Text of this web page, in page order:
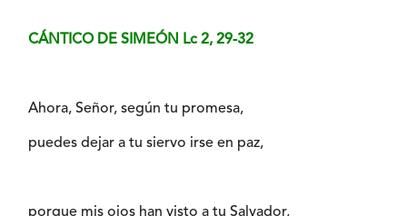
CÁNTICO DE SIMEÓN Lc 2, 29-32
Ahora, Señor, según tu promesa,
puedes dejar a tu siervo irse en paz,
porque mis ojos han visto a tu Salvador,